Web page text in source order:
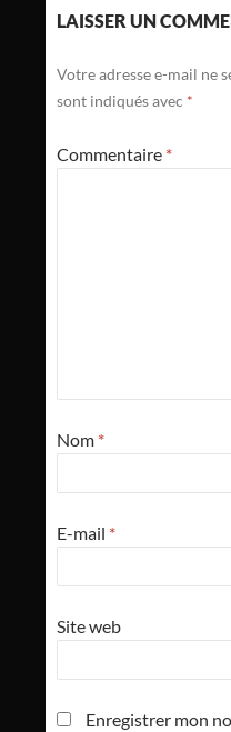
LAISSER UN
Votre adresse e-mail ne
sont indiqués avec *
Commentaire *
Nom *
E-mail *
Site web
Enregistrer mon